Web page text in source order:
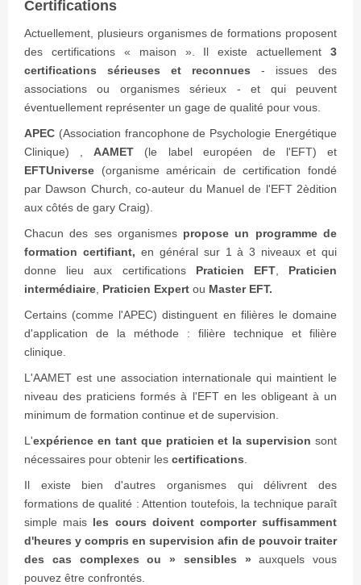
Certifications
Actuellement, plusieurs organismes de formations proposent
des certifications « maison ». Il existe actuellement 3
certifications sérieuses et reconnues - issues des
associations ou organismes sérieux - et qui peuvent
éventuellement représenter un gage de qualité pour vous.
APEC (Association francophone de Psychologie Energétique
Clinique) ,AAMET (le label européen de l'EFT) et
EFTUniverse (organisme américain de certification fondé
par Dawson Church, co-auteur du Manuel de l'EFT 2èdition
aux côtés de gary Craig).
Chacun des ses organismes propose un programme de
formation certifiant, en général sur 1 à 3 niveaux et qui
donne lieu aux certifications Praticien EFT, Praticien
intermédiaire Praticien Expert ou Master EFT.
Certains (comme l'APEC) distinguent en filières le domaine
d'application de la méthode : filière technique et filière
clinique.
L'AAMET est une association internationale qui maintient le
niveau des praticiens formés à l'EFT en les obligeant à un
minimum de formation continue et de supervision.
L'expérience en tant que praticien et la supervision sont
nécessaires pour obtenir les certifications
Il existe bien d'autres organismes qui délivrent des
formations de qualité : Attention toutefois, la technique paraît
simple mais les cours doivent comporter suffisamment
d'heures y compris en supervision afin de pouvoir traiter
des cas complexes ou » sensibles » auxquels vous
pouvez être confrontés.